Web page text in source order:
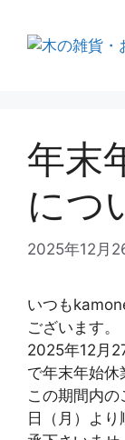
年末
につ
2025年12月
いつも
ございます。
2025年12月
で年末年始休
この期間内
日（月）よ